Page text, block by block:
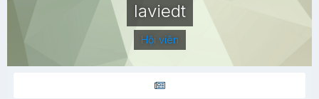
laviedt
Hội viên